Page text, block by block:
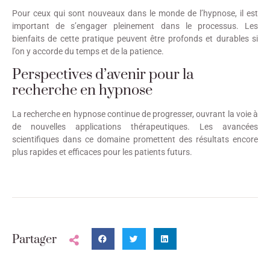
Pour ceux qui sont nouveaux dans le monde de l’hypnose, il est
important de s’engager pleinement dans le processus. Les
bienfaits de cette pratique peuvent être profonds et durables si
l’on y accorde du temps et de la patience.
Perspectives d’avenir pour la
recherche en hypnose
La recherche en hypnose continue de progresser, ouvrant la voie à
de nouvelles applications thérapeutiques. Les avancées
scientifiques dans ce domaine promettent des résultats encore
plus rapides et efficaces pour les patients futurs.
Partager